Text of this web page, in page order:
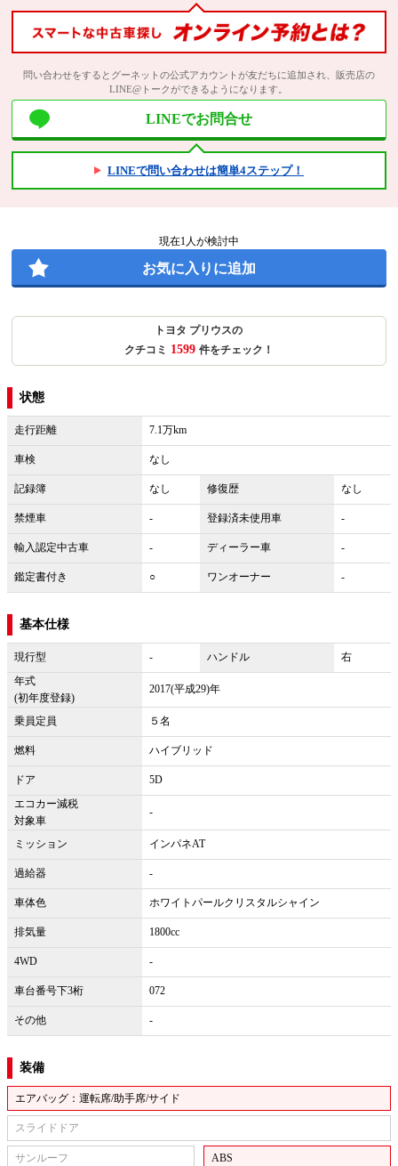
問い合わせをするとグーネットの公式アカウントが友だちに追加され、販売店の
LINE@トークができるようになります。
LINEでお問合せ
LINEで問い合わせは簡単4ステップ！
現在1 人が検討中
お気に入りに追加
トヨタ プリウスの
クチコミ 1599 件をチェック！
状態
走行距離 7.1万km
車検 なし
記録簿 なし 修復歴 なし
禁煙車 - 登録済未使用車 -
輸入認定中古車 - ディーラー車 -
鑑定書付き ○ ワンオーナー -
基本仕様
現行型 - ハンドル
右
年式
(初年度登録)
2017(平成29)年
乗員定員 ５名
燃料 ハイブリッド
ドア
5D
エコカー減税
対象車
-
ミッション インパネAT
過給器 -
車体色 ホワイトパールクリスタルシャイン
排気量 1800cc
4WD -
車台番号下3桁 072
その他 -
装備
エアバッグ：運転席/助手席/サイド
スライドドア
サンルーフ ABS